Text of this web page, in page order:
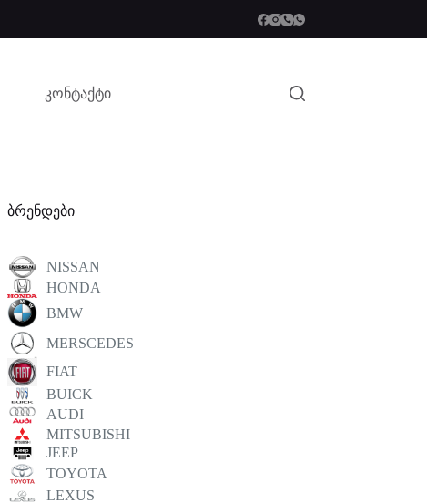
კონტაქტი
ბრენდები
NISSAN
HONDA
BMW
MERSCEDES
FIAT
BUICK
AUDI
MITSUBISHI
JEEP
TOYOTA
LEXUS